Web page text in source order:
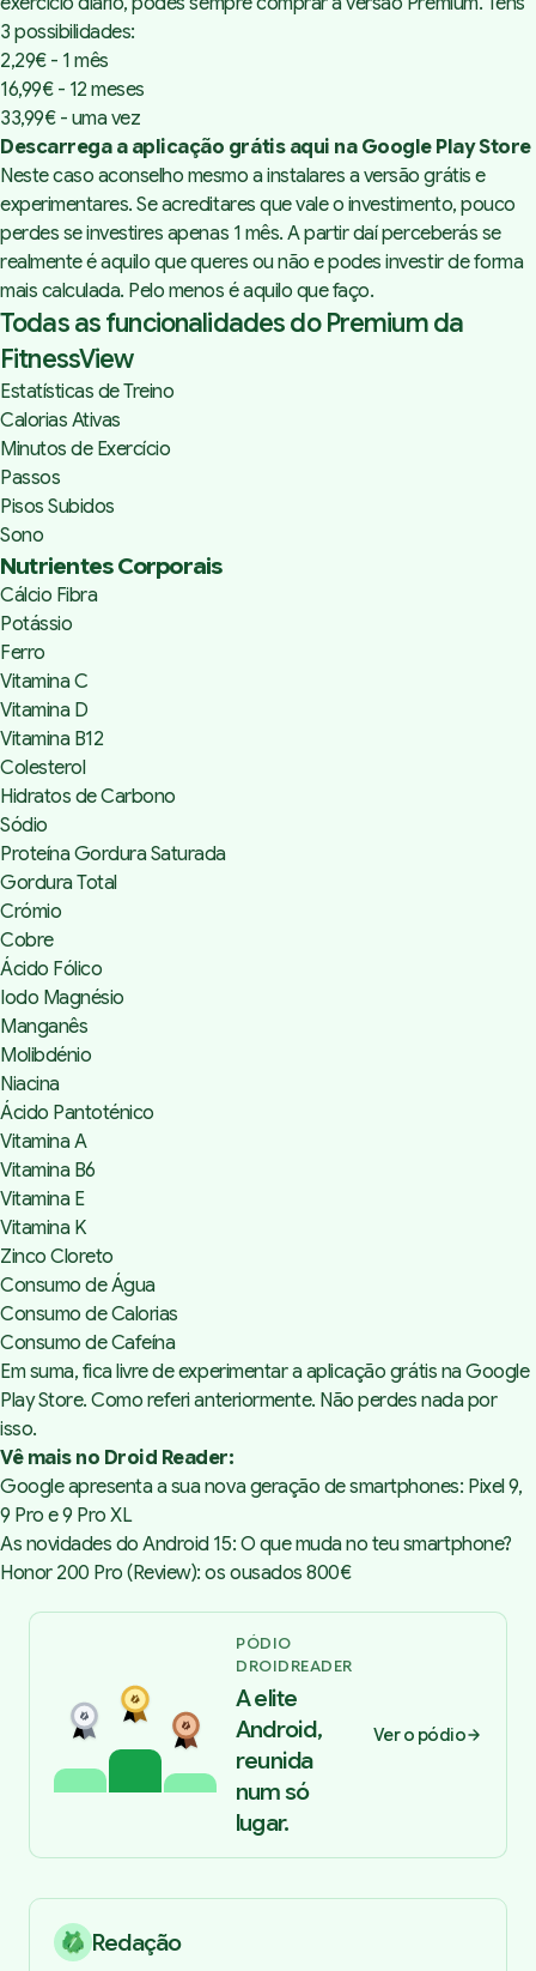
3 possibilidades:
2,29€ - 1 mês
16,99€ - 12 meses
33,99€ - uma vez
Descarrega a aplicação grátis aqui na Google Play Store
Neste caso aconselho mesmo a instalares a versão grátis e
experimentares. Se acreditares que vale o investimento, pouco
perdes se investires apenas 1 mês. A partir daí perceberás se
realmente é aquilo que queres ou não e podes investir de forma
mais calculada. Pelo menos é aquilo que faço.
Todas as funcionalidades do Premium da
FitnessView
Estatísticas de Treino
Calorias Ativas
Minutos de Exercício
Passos
Pisos Subidos
Sono
Nutrientes Corporais
Cálcio Fibra
Potássio
Ferro
Vitamina C
Vitamina D
Vitamina B12
Colesterol
Hidratos de Carbono
Sódio
Proteína Gordura Saturada
Gordura Total
Crómio
Cobre
Ácido Fólico
Iodo Magnésio
Manganês
Molibdénio
Niacina
Ácido Pantoténico
Vitamina A
Vitamina B6
Vitamina E
Vitamina K
Zinco Cloreto
Consumo de Água
Consumo de Calorias
Consumo de Cafeína
Em suma, fica livre de experimentar a aplicação grátis na Google
Play Store. Como referi anteriormente. Não perdes nada por
isso.
Vê mais no Droid Reader:
Google apresenta a sua nova geração de smartphones: Pixel 9,
9 Pro e 9 Pro XL
As novidades do Android 15: O que muda no teu smartphone?
Honor 200 Pro (Review): os ousados 800€
PÓDIO
DROIDREADER
A elite
Android,
reunida
num só
lugar.
Ver o pódio
Redação